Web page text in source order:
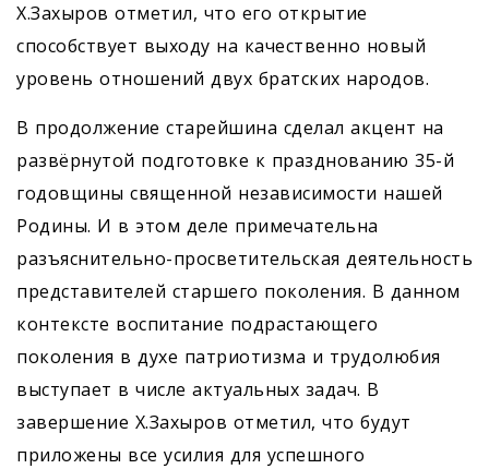
Х.Захыров отметил, что его открытие
способствует выходу на качественно новый
уровень отношений двух братских народов.
В продолжение старейшина сделал акцент на
развёрнутой подготовке к празднованию 35-й
годовщины священной независимости нашей
Родины. И в этом деле примечательна
разъяснительно-просветительская деятельность
представителей старшего поколения. В данном
контексте воспитание подрастающего
поколения в духе патриотизма и трудолюбия
выступает в числе актуальных задач. В
завершение Х.Захыров отметил, что будут
приложены все усилия для успешного